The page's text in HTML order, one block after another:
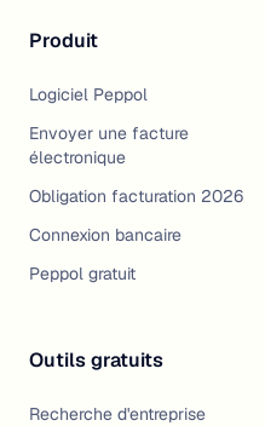
Produit
Logiciel Peppol
Envoyer une facture
électronique
Obligation facturation 2026
Connexion bancaire
Peppol gratuit
Outils gratuits
Recherche d'entreprise